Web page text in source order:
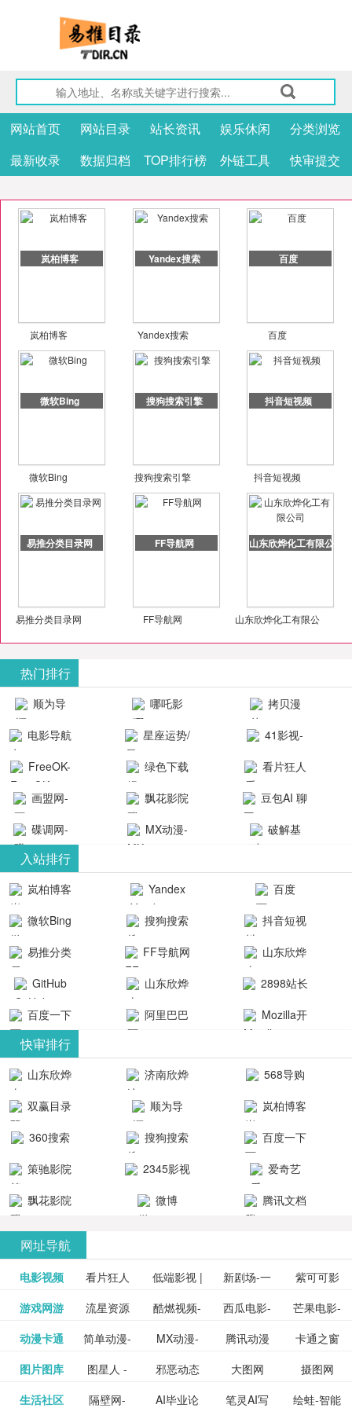
网站首页 网站目录 站长资讯 娱乐休闲
分类浏览
最新收录
数据归档 TOP排行榜 外链工具 快审提交
岚柏博客
岚柏博客
Yandex搜索
Yandex搜索
百度
百度
微软Bing
微软Bing
搜狗搜索引擎
搜狗搜索引擎
抖音短视频
抖音短视频
易推分类目录网
易推分类目录网
FF导航网
FF导航网
山东欣烨化工有限公司
山东欣烨化工有限公
热门排行
顺为导
航-办公运营
哪吒影
院-哪吒影院
提供最新、
最全的高清
电影、电视
剧、动漫和
综艺节目免
费观看。平
台内容丰
富，更新快
速，支持在
线观看，满
足各类影迷
需求，提供
无广告、高
清流畅的观
影体验。
拷贝漫
画-官网
动漫综合
电影导航
- 免费看电影
就来这！ | 快
导航网-免费
看电影就来
这！收录大
量免费看电
影网站！
星座运势/
最星座/美国
神婆星座网
41影视-
聚合最近好
看的电视剧
最新电影网
站-41影视为
成全短剧电
视剧、电视
剧大全、好
看的电视
剧、最新的
电影在线观
看，神马影
最新好看的
剧片、爱情
片、搞笑片
等全新电
影，是影
FreeOK-
FreeOK影视
官网-最新影
视资源|追剧
也很卷
绿色下载
吧
看片狂人
- 高清视频资
源免费在线
观看
画盟网-
画师联盟官
网
_huashilm.com_
动漫综合
飘花影院
网
豆包AI 聊
天智能对话
网页版入口
碟调网-
碟调网为您
提供最新电
视剧和2025
年最新电影
的在线观
看，快来碟
调电影网在
线观看最新
热门影视作
MX动漫-
漫免费在线
观看
破解基
整合当前互
联网最新最
全最优质的
软件免费下
载、资源免
费共享、技
术教程学习
台！整合破
合破解游
戏、整合安
卓破解软件
分享与下
载！旨在打
件共享站、
资源
入站排行
岚柏博客
Yandex
搜索
百度
微软Bing
搜狗搜索
引擎
抖音短视
频
易推分类
目录网
FF导航网
山东欣烨
化工有限公
GitHub
山东欣烨
生物科技有
2898站长
资源平台
百度一下
阿里巴巴
Mozilla开
快审排行
山东欣烨
生物科技有
济南欣烨
科技有限公
568导购
网
双赢目录
顺为导
航-办公运营
岚柏博客
360搜索
搜狗搜索
百度一下
策驰影院
2345影视
大全
爱奇艺
VIP会员
飘花影院
微博 腾讯文档
网址导航
电影视频 看片狂人 低端影视 |
免费高清
在线电影
新剧场-一
个网盘资
源分享小
紫可可影
视-紫可可,
免费提供
泡剧网_最
新电视剧
免费在线
更多>>
游戏网游 流星资源
网-流星蝴
蝶剑官网
酷燃视频-
致力于打
造中国领
西瓜电影-
西瓜视频
网站电影
芒果电影-
芒果TV网
站电影频
豆瓣电影-
豆瓣电影
更多>>
动漫卡通 简单动漫-
日本动画
MX动漫-
最新最全
腾讯动漫
频道
卡通之窗
三毛漫画
网
更多>>
图片图库 图星人 -
设计图片
邪恶动态
图片大全
大图网
摄图网
图行天下
更多>>
生活社区 隔壁网- AI毕业论 笔灵AI写 绘蛙-智能